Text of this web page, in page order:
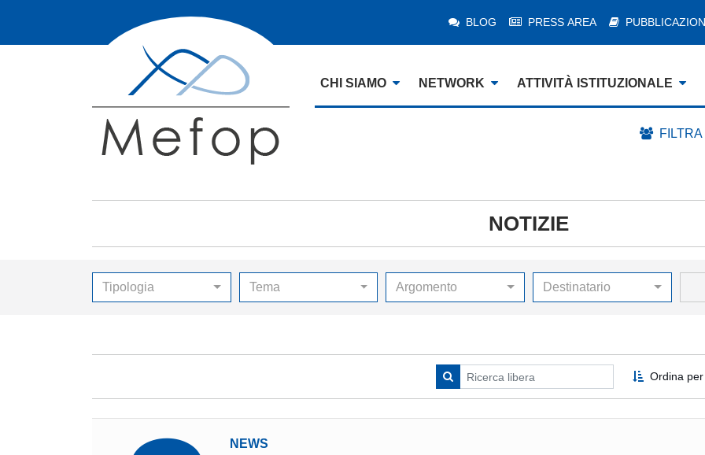
BLOG PRESS AREA
CHI SIAMO NETWORK ATTIVITÀ ISTITUZIONALE
NOTIZIE
Tipologia Tema Argomento Destinatario
Ordina
NEWS